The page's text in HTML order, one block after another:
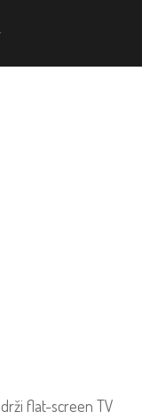
flat-screen TV